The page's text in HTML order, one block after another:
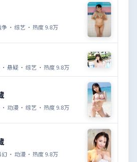
争 · 综艺 · 热度9.8万
· 悬疑 · 综艺 · 热度9.8万
· 动漫 · 综艺 · 热度9.8万
幻 · 动漫 · 热度9.8万